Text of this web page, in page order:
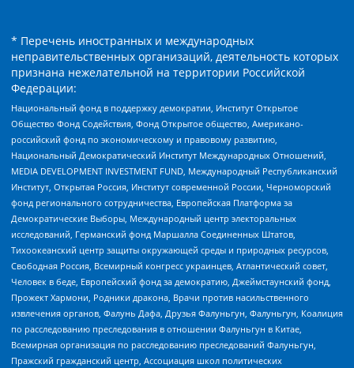
* Перечень иностранных и международных
неправительственных организаций, деятельность которых
признана нежелательной на территории Российской
Федерации:
Национальный фонд в поддержку демократии, Институт Открытое
Общество Фонд Содействия, Фонд Открытое общество, Американо-
российский фонд по экономическому и правовому развитию,
Национальный Демократический Институт Международных Отношений,
MEDIA DEVELOPMENT INVESTMENT FUND, Международный Республиканский
Институт, Открытая Россия, Институт современной России, Черноморский
фонд регионального сотрудничества, Европейская Платформа за
Демократические Выборы, Международный центр электоральных
исследований, Германский фонд Маршалла Соединенных Штатов,
Тихоокеанский центр защиты окружающей среды и природных ресурсов,
Свободная Россия, Всемирный конгресс украинцев, Атлантический совет,
Человек в беде, Европейский фонд за демократию, Джеймстаунский фонд,
Прожект Хармони, Родники дракона, Врачи против насильственного
извлечения органов, Фалунь Дафа, Друзья Фалуньгун, Фалуньгун, Коалиция
по расследованию преследования в отношении Фалуньгун в Китае,
Всемирная организация по расследованию преследований Фалуньгун,
Пражский гражданский центр, Ассоциация школ политических